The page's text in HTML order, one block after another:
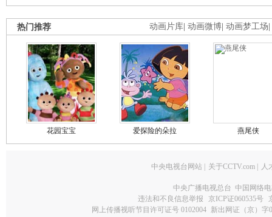
动画片库 动画微博 动画梦工场
热门推荐
花园宝宝 爱探险的朵拉 燕尾侠
中央电视台网站 关于CCTV.com 人
中央广播电视总台 中国网络
违法和不良信息举报
京ICP证060535号
网上传播视听节目许可证号 0102004 新出网证（京）